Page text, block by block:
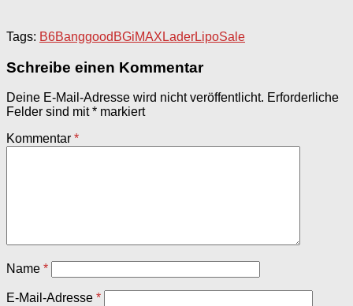
Tags: B6Banggood BGiMAX LaderLipoSale
Schreibe einen Kommentar
Deine E-Mail-Adresse wird nicht veröffentlicht. Erforderliche
Felder sind mit* markiert
Kommentar *
Name *
E-Mail-Adresse *